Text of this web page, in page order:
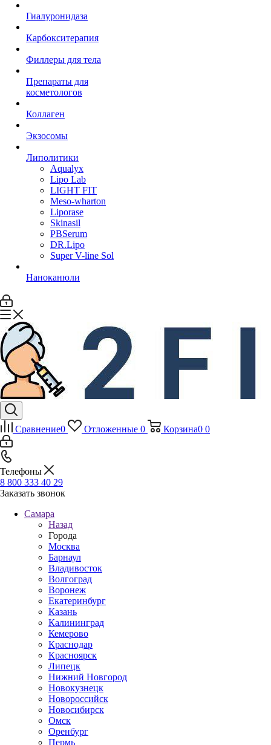
Гиалуронидаза
Карбокситерапия
Филлеры для тела
Препараты для
косметологов
Коллаген
Экзосомы
Липолитики
Aqualyx
Lipo Lab
LIGHT FIT
Meso-wharton
Liporase
Skinasil
PBSerum
DR.Lipo
Super V-line Sol
Наноканюли
Сравнение0 Отложенные 0 Корзина0 0
Телефоны
8 800 333 40 29
Заказать звонок
Самара
Назад
Города
Москва
Барнаул
Владивосток
Волгоград
Воронеж
Екатеринбург
Казань
Калининград
Кемерово
Краснодар
Красноярск
Липецк
Нижний Новгород
Новокузнецк
Новороссийск
Новосибирск
Омск
Оренбург
Пермь